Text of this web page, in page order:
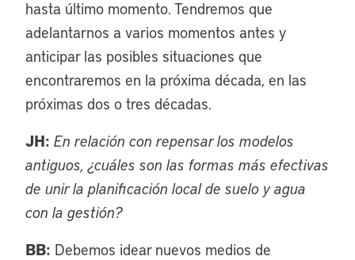
hasta último momento. Tendremos que
adelantarnos a varios momentos antes y
anticipar las posibles situaciones que
encontraremos en la próxima década, en las
próximas dos o tres décadas.
JH: En relación con repensar los modelos
antiguos, ¿cuáles son las formas más efectivas
de unir la planificación local de suelo y agua
con la gestión?
BB: Debemos idear nuevos medios de